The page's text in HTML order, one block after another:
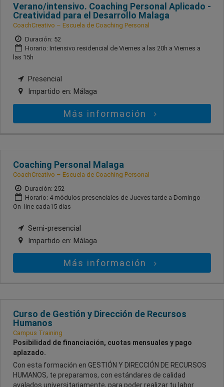
Verano/intensivo. Coaching Personal Aplicado -
Creatividad para el Desarrollo Malaga
CoachCreativo – Escuela de Coaching Personal
Duración: 52
Horario: Intensivo residencial de Viernes a las 20h a Viernes a
las 15h
Presencial
Impartido en: Málaga
Más información
Coaching Personal Malaga
CoachCreativo – Escuela de Coaching Personal
Duración: 252
Horario: 4 módulos presenciales de Jueves tarde a Domingo -
On_line cada15 dias
Semi-presencial
Impartido en: Málaga
Más información
Curso de Gestión y Dirección de Recursos
Humanos
Campus Training
Posibilidad de financiación, cuotas mensuales y pago
aplazado.
Con esta formación en GESTIÓN Y DIRECCIÓN DE RECURSOS
HUMANOS, te preparamos, con estándares de calidad
avalados universitariamente, para poder realizar tu labor